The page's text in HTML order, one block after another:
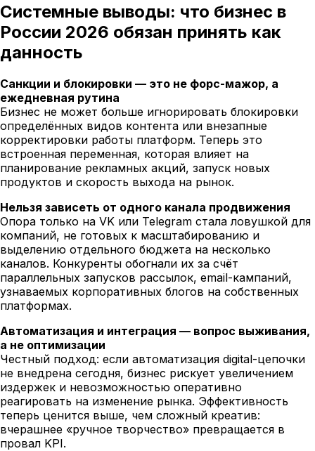
Системные выводы: что бизнес в
России 2026 обязан принять как
данность
Санкции и блокировки — это не форс-мажор, а
ежедневная рутина
Бизнес не может больше игнорировать блокировки
определённых видов контента или внезапные
корректировки работы платформ. Теперь это
встроенная переменная, которая влияет на
планирование рекламных акций, запуск новых
продуктов и скорость выхода на рынок.
Нельзя зависеть от одного канала продвижения
Опора только на VK или Telegram стала ловушкой для
компаний, не готовых к масштабированию и
выделению отдельного бюджета на несколько
каналов. Конкуренты обогнали их за счёт
параллельных запусков рассылок, email-кампаний,
узнаваемых корпоративных блогов на собственных
платформах.
Автоматизация и интеграция — вопрос выживания,
а не оптимизации
Честный подход: если автоматизация digital-цепочки
не внедрена сегодня, бизнес рискует увеличением
издержек и невозможностью оперативно
реагировать на изменение рынка. Эффективность
теперь ценится выше, чем сложный креатив:
вчерашнее «ручное творчество» превращается в
провал KPI.